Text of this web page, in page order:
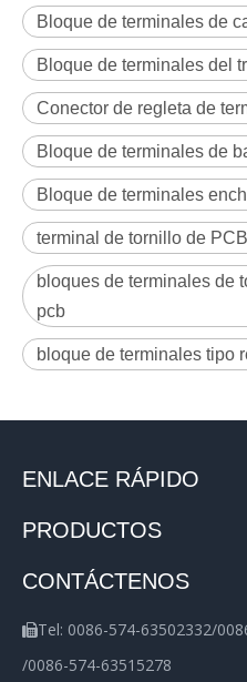
Bloque de terminales de
Bloque de terminales del
Conector de regleta de
Bloque de terminales de
Bloque de terminales
terminal de tornillo de
bloques de terminales de
pcb
bloque de terminales tipo
ENLACE RÁPIDO
PRODUCTOS
CONTÁCTENOS
Tel: 0086-574-63502332/
/0086-574-63515278